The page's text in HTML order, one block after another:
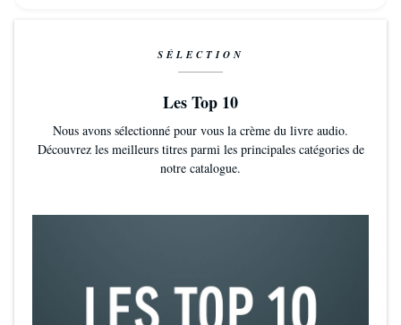
SÉLECTION
Les Top 10
Nous avons sélectionné pour vous la crème du livre audio.
Découvrez les meilleurs titres parmi les principales catégories de
notre catalogue.